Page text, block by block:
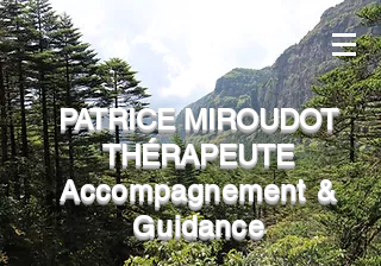
PATRICE MIROUDOT
THÉRAPEUTE
Accompagnement &
Guidance